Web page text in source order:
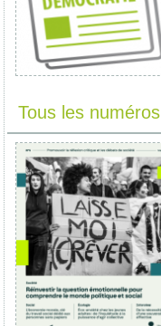
Tous les numéros